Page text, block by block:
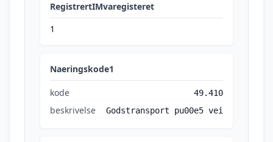
RegistrertIMvaregisteret
1
Naeringskode1
kode 49.410
beskrivelse Godstransport pu00e5 vei